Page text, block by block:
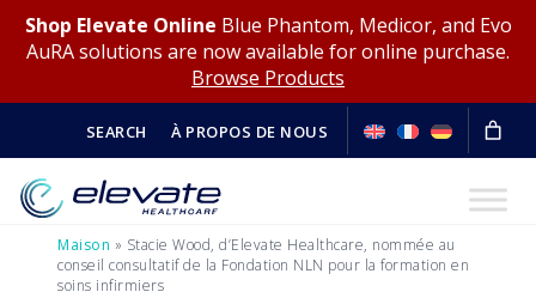
Shop Elevate Online Blue Phantom, Medicor, and Evo
AuRA solutions are now available for online purchase.
Browse Products
SEARCH À PROPOS DE NOUS
Maison » Stacie Wood, d’Elevate Healthcare, nommée au
conseil consultatif de la Fondation NLN pour la formation en
soins infirmiers